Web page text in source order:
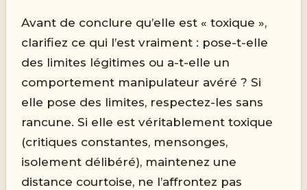
Avant de conclure qu’elle est « toxique »,
clarifiez ce qui l’est vraiment : pose-t-elle
des limites légitimes ou a-t-elle un
comportement manipulateur avéré ? Si
elle pose des limites, respectez-les sans
rancune. Si elle est véritablement toxique
(critiques constantes, mensonges,
isolement délibéré), maintenez une
distance courtoise, ne l’affrontez pas